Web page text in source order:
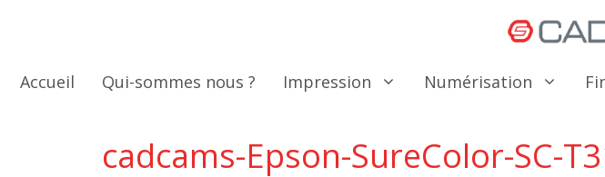
Accueil Qui-sommes nous ? Impression Numérisation
cadcams-Epson-SureColor-SC-